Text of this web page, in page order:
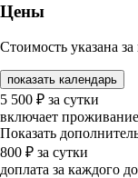
Цены
Стоимость указана
показать календарь
5 500 ₽ за сутки
включает
Показать
800 ₽ за сутки
доплата за каждого